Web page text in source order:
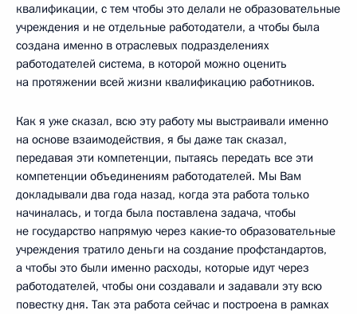
квалификации, с тем чтобы это делали не образовательные
учреждения и не отдельные работодатели, а чтобы была
создана именно в отраслевых подразделениях
работодателей система, в которой можно оценить
на протяжении всей жизни квалификацию работников.
Как я уже сказал, всю эту работу мы выстраивали именно
на основе взаимодействия, я бы даже так сказал,
передавая эти компетенции, пытаясь передать все эти
компетенции объединениям работодателей. Мы Вам
докладывали два года назад, когда эта работа только
начиналась, и тогда была поставлена задача, чтобы
не государство напрямую через какие‑то образовательные
учреждения тратило деньги на создание профстандартов,
а чтобы это были именно расходы, которые идут через
работодателей, чтобы они создавали и задавали эту всю
повестку дня. Так эта работа сейчас и построена в рамках